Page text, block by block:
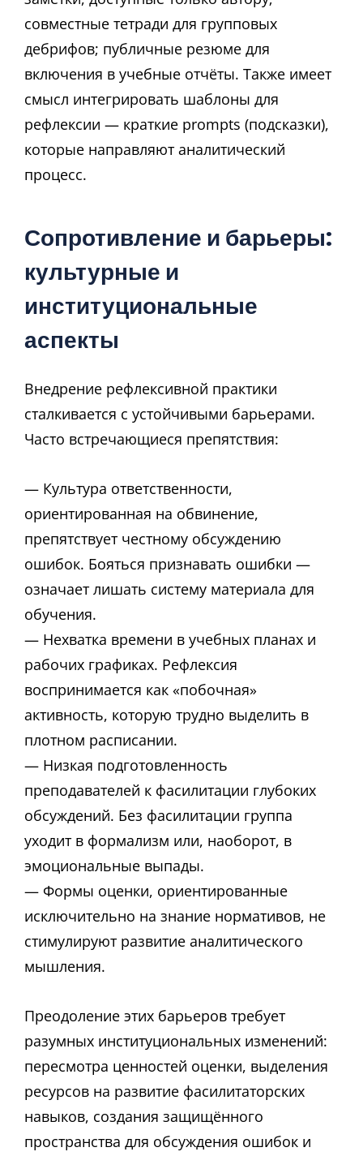
совместные тетради для групповых
дебрифов; публичные резюме для
включения в учебные отчёты. Также имеет
смысл интегрировать шаблоны для
рефлексии — краткие prompts (подсказки),
которые направляют аналитический
процесс.
Сопротивление и барьеры:
культурные и
институциональные
аспекты
Внедрение рефлексивной практики
сталкивается с устойчивыми барьерами.
Часто встречающиеся препятствия:
— Культура ответственности,
ориентированная на обвинение,
препятствует честному обсуждению
ошибок. Бояться признавать ошибки —
означает лишать систему материала для
обучения.
— Нехватка времени в учебных планах и
рабочих графиках. Рефлексия
воспринимается как «побочная»
активность, которую трудно выделить в
плотном расписании.
— Низкая подготовленность
преподавателей к фасилитации глубоких
обсуждений. Без фасилитации группа
уходит в формализм или, наоборот, в
эмоциональные выпады.
— Формы оценки, ориентированные
исключительно на знание нормативов, не
стимулируют развитие аналитического
мышления.
Преодоление этих барьеров требует
разумных институциональных изменений:
пересмотра ценностей оценки, выделения
ресурсов на развитие фасилитаторских
навыков, создания защищённого
пространства для обсуждения ошибок и